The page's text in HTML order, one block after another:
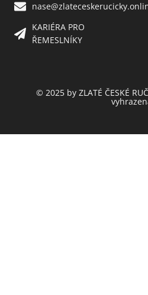
KARIÉRA PRO
ŘEMESLNÍKY
© 2025 by ZLATÉ ČESKÉ